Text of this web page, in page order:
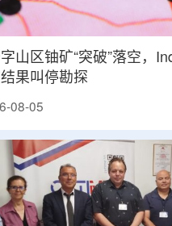
山区铀矿“突破”落空，
果叫停勘探
08-05